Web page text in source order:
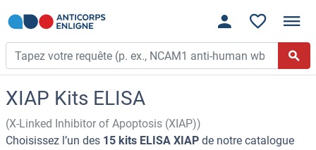
XIAP Kits ELISA
(X-Linked Inhibitor of Apoptosis (XIAP))
Choisissez l’un des 15 kits ELISA XIAP de notre catalogue